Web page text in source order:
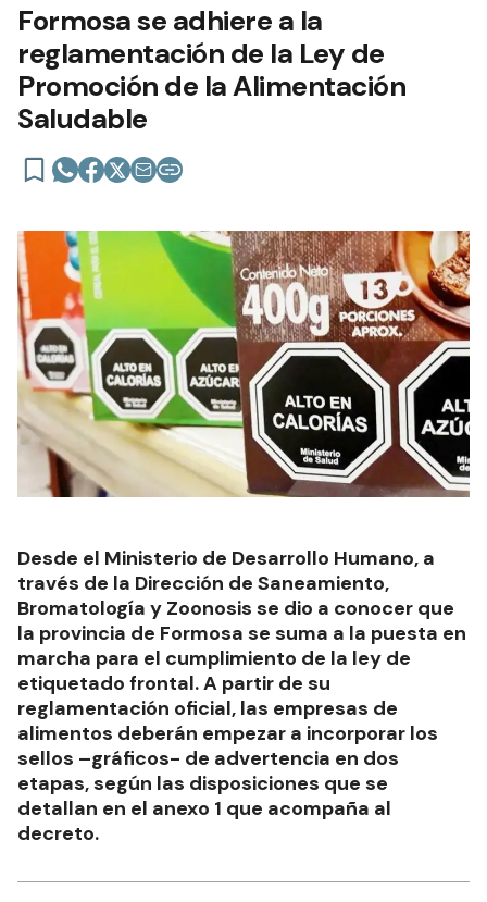
Formosa se adhiere a la
reglamentación de la Ley de
Promoción de la Alimentación
Saludable
Desde el Ministerio de Desarrollo Humano, a
través de la Dirección de Saneamiento,
Bromatología y Zoonosis se dio a conocer que
la provincia de Formosa se suma a la puesta en
marcha para el cumplimiento de la ley de
etiquetado frontal. A partir de su
reglamentación oficial, las empresas de
alimentos deberán empezar a incorporar los
sellos –gráficos- de advertencia en dos
etapas, según las disposiciones que se
detallan en el anexo 1 que acompaña al
decreto.